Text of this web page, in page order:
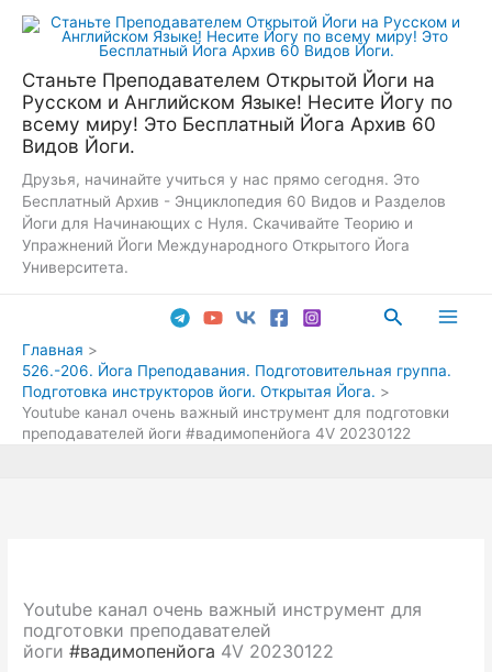
Перейти
Станьте Преподавателем Открытой Йоги на
Русском и Английском Языке! Несите Йогу по
всему миру! Это Бесплатный Йога Архив 60
Видов Йоги.
Друзья, начинайте учиться у нас прямо сегодня. Это
Бесплатный Архив - Энциклопедия 60 Видов и Разделов
Йоги для Начинающих с Нуля. Скачивайте Теорию и
Упражнений Йоги Международного Открытого Йога
Университета.
Поиск
Главная
526.-206. Йога Преподавания. Подготовительная группа.
Подготовка инструкторов йоги. Открытая Йога.
Youtube канал очень важный инструмент для подготовки
преподавателей йоги #вадимопенйога 4V 20230122
Youtube канал очень важный инструмент для
подготовки преподавателей
йоги#вадимопенйога 4V 20230122